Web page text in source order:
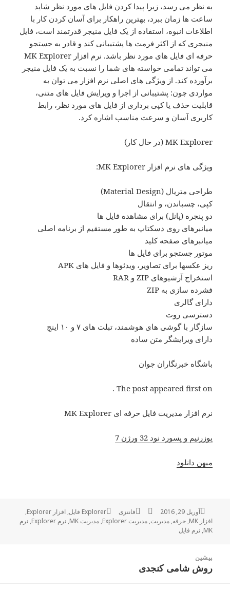
به نظر می رسد، زیرا پیدا کردن فایل های مورد نظر شاید
ساعت ها زمان ببرد، بهترین راهکار برای آسان کردن کار با
اطلاعات انبوه، استفاده از یک فایل منیجر قدرتمند است، فایل
منیجری که از اکثر فرمت ها پشتیبانی کند و قادر به جستجو
حرفه ای فایل های مورد نظر باشد. نرم افزار MK Explorer
می تواند تمامی خواسته های شما را نسبت به یک فایل منیجر
برآورده کند. از ویژگی های اصلی نرم افزار می توان به
مواردی چون: پشتیبانی از اجرا و ویرایش فایل های متنی،
قابلیت حذف یا کپی برداری از فایل های مورد نظر، رابط
کاربری آسان و سرعت مناسب اشاره کرد.
MK Explorer (در حال کار)
ویژگی های نرم افزار MK Explorer:
طراحی متریال (Material Design)
کپی، چسباندن، و انتقال
دو پنجره (پانل) برای مشاهده فایل ها
میانبرهای روی دسکتاپ به طور مستقیم از برنامه اصلی
میانبرهای صفحه کلید
موتور جستجو برای فایل ها
ریز عکسها برای تصاویر، ویدئوها و فایل های APK
استخراج آرشیوهای ZIP و RAR
فشرده سازی به ZIP
دارای گالری
دسترسی روت
سازگار با گوشی های هوشمند، تبلت های ۷ و ۱۰ اینچ
دارای ویرایشگر متن ساده
باشگاه خبرنگاران جوان
The post appeared first on .
نرم افزار مدیریت فایل حرفه ای MK Explorer
یوزرنیم و پسورد نود 32 ورژن 7
میهن دانلود
ارسال
شده
در
آوریل 29, 2016 نویسندهدسته‌ها
فانتزی برچسب‌ها
Explorer فایل ,افزار Explorer
,
افزار MK
,حرفه,مدیریت,مدیریت Explorer ,مدیریت MK ,نرم Explorer ,نرم
MK
,نرم فایل
نوشته
پیشین
نوشته
روش شامی کنجدی